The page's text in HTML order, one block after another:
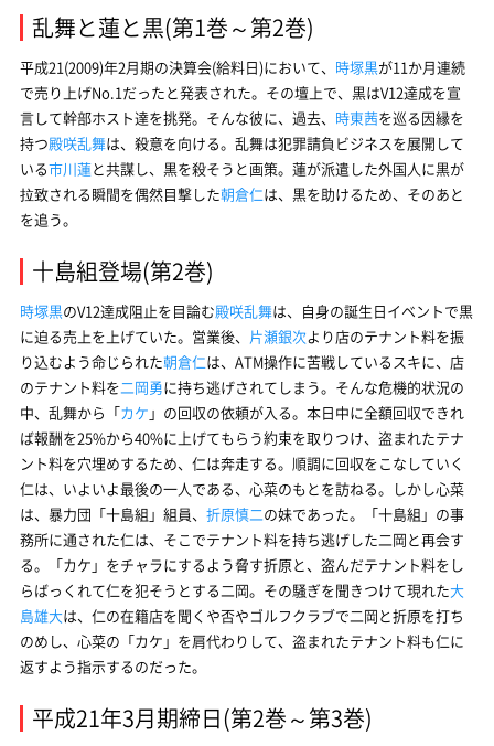
乱舞と蓮と黒(第1巻～第2巻)
平成21(2009)年2月期の決算会(給料日)において、 時塚黒が11か月連続
で売り上げNo.1だったと発表された。その壇上で、黒はV12達成を宣
言して幹部ホスト達を挑発。そんな彼に、過去、 時東茜を巡る因縁を
持つ殿咲乱舞は、殺意を向ける。乱舞は犯罪請負ビジネスを展開して
いる市川蓮と共謀し、黒を殺そうと画策。蓮が派遣した外国人に黒が
拉致される瞬間を偶然目撃した朝倉仁は、黒を助けるため、そのあと
を追う。
十島組登場(第2巻)
時塚黒のV12達成阻止を目論む殿咲乱舞は、自身の誕生日イベントで黒
に迫る売上を上げていた。営業後、 片瀬銀次より店のテナント料を振
り込むよう命じられた朝倉仁は、ATM操作に苦戦しているスキに、店
のテナント料を二岡勇に持ち逃げされてしまう。そんな危機的状況の
中、乱舞から「カケ 」の回収の依頼が入る。本日中に全額回収できれ
ば報酬を25%から40%に上げてもらう約束を取りつけ、盗まれたテナ
ント料を穴埋めするため、仁は奔走する。順調に回収をこなしていく
仁は、いよいよ最後の一人である、心菜のもとを訪ねる。しかし心菜
は、暴力団「十島組」組員、 折原慎二の妹であった。「十島組」の事
務所に通された仁は、そこでテナント料を持ち逃げした二岡と再会す
る。「カケ」をチャラにするよう脅す折原と、盗んだテナント料をし
らばっくれて仁を犯そうとする二岡。その騒ぎを聞きつけて現れた大
島雄大は、仁の在籍店を聞くや否やゴルフクラブで二岡と折原を打ち
のめし、心菜の「カケ」を肩代わりして、盗まれたテナント料も仁に
返すよう指示するのだった。
平成21年3月期締日(第2巻～第3巻)